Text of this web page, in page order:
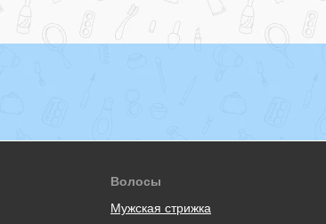
Волосы
Мужская стрижка